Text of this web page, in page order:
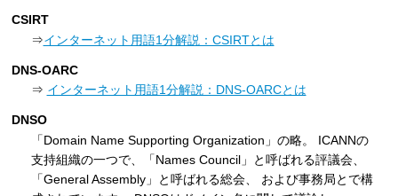
CSIRT
⇒インターネット用語1分解説：CSIRTとは
DNS-OARC
⇒ インターネット用語1分解説：DNS-OARCとは
DNSO
「Domain Name Supporting Organization」の略。 ICANNの
支持組織の一つで、「Names Council」と呼ばれる評議会、
「General Assembly」と呼ばれる総会、 および事務局とで構